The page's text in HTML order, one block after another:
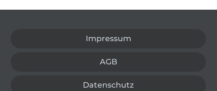
Impressum
AGB
Datenschutz